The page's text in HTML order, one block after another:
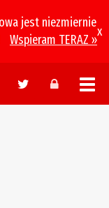
jest niezmiernie
Wspieram TERAZ »
x